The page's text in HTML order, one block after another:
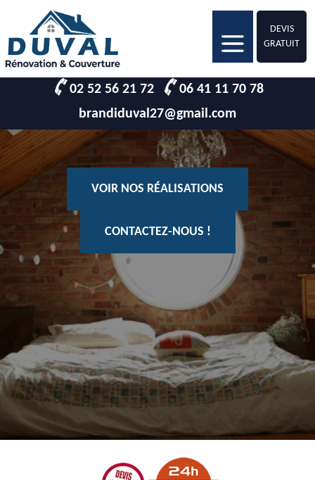
DEVIS
GRATUIT
02 52 56 21 72
06 41 11 70 78
brandiduval27@gmail.com
VOIR NOS RÉALISATIONS
CONTACTEZ-NOUS !